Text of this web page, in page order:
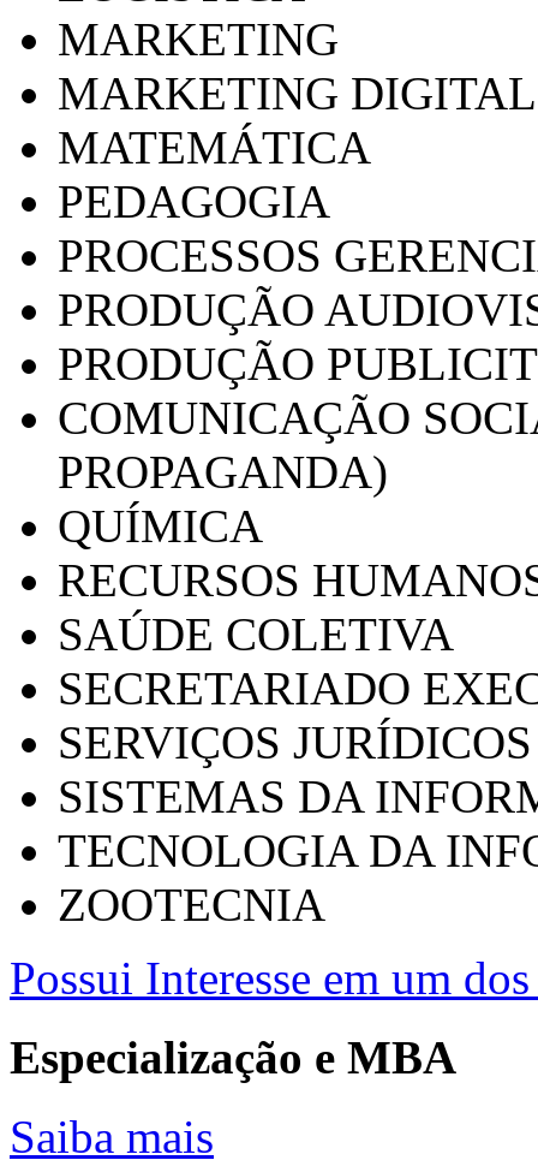
MARKETING
MARKETING DIGITAL
MATEMÁTICA
PEDAGOGIA
PROCESSOS
PRODUÇÃO
PRODUÇÃO
COMUNICAÇÃO
PROPAGANDA)
QUÍMICA
RECURSOS
SAÚDE COLETIVA
SECRETARIADO
SERVIÇOS
SISTEMAS DA
TECNOLOGIA DA
ZOOTECNIA
Possui Interesse em um
Especialização e MBA
Saiba mais